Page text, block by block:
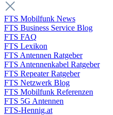
FTS Mobilfunk News
FTS Business Service Blog
FTS FAQ
FTS Lexikon
FTS Antennen Ratgeber
FTS Antennenkabel Ratgeber
FTS Repeater Ratgeber
FTS Netzwerk Blog
FTS Mobilfunk Referenzen
FTS 5G Antennen
FTS-Hennig.at